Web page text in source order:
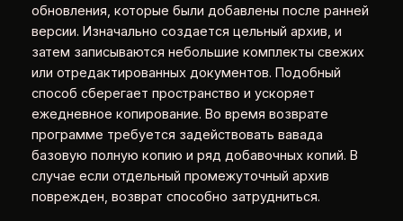
обновления, которые были добавлены после ранней
версии. Изначально создается цельный архив, и
затем записываются небольшие комплекты свежих
или отредактированных документов. Подобный
способ сберегает пространство и ускоряет
ежедневное копирование. Во время возврате
программе требуется задействовать вавада
базовую полную копию и ряд добавочных копий. В
случае если отдельный промежуточный архив
поврежден, возврат способно затрудниться.